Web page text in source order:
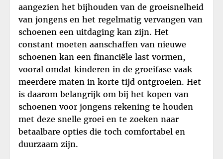
aangezien het bijhouden van de groeisnelheid
van jongens en het regelmatig vervangen van
schoenen een uitdaging kan zijn. Het
constant moeten aanschaffen van nieuwe
schoenen kan een financiële last vormen,
vooral omdat kinderen in de groeifase vaak
meerdere maten in korte tijd ontgroeien. Het
is daarom belangrijk om bij het kopen van
schoenen voor jongens rekening te houden
met deze snelle groei en te zoeken naar
betaalbare opties die toch comfortabel en
duurzaam zijn.